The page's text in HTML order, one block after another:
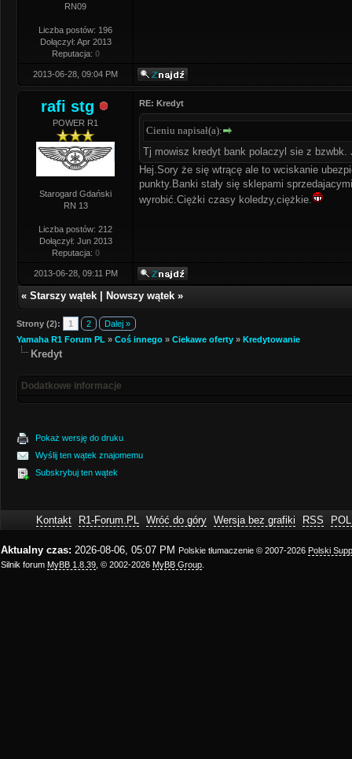
RN09
Liczba postów: 196
Dołączył: Apr 2013
Reputacja: 0
2013-06-28, 09:04 PM
rafi stg
POWER R1
Starogard Gdański
RN 13
Liczba postów: 212
Dołączył: Jun 2013
Reputacja: 0
RE: Kredyt
Cieniu napisał(a):
Tj mowisz kredyt bank polaczyl sie z
Hej.Sory że się wtrącę ale to wciskanie
punkty.Banki stały się sklepami
wyrobić.Ciężki czasy koledzy,ciężkie.
2013-06-28, 09:11 PM
« Starszy wątek Nowszy wątek »
Strony (2): 1 2
Dalej »
Yamaha R1 Forum PL » Coś innego » Ciekawe oferty » Kredytowanie
Kredyt
Dodatkowe informacje
Pokaż wersję do druku
Wyślij ten wątek znajomemu
Subskrybuj ten wątek
Kontakt R1-Forum.PL Wróć do góry Wersja bez grafiki RSS
Aktualny czas: 2026-08-06, 05:07 PM Polskie tłumaczenie © 2007-2026 Polski
Silnik forum MyBB 1.8.39 , © 2002-2026 MyBB Group